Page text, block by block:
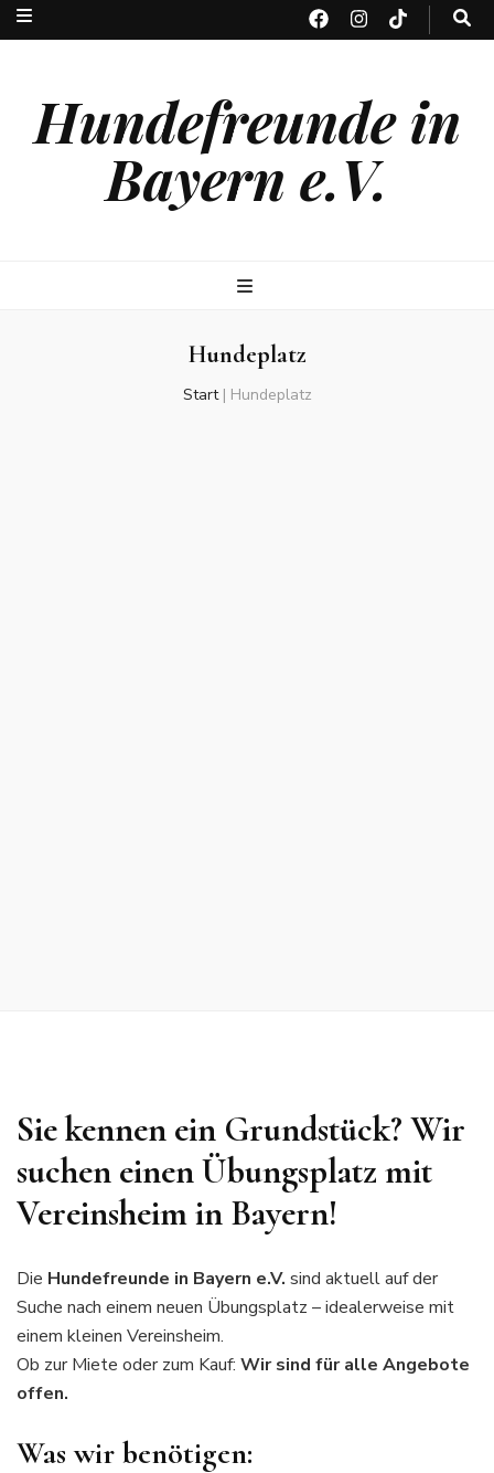
Hundefreunde in
Bayern e.V.
Hundeplatz
Start | Hundeplatz
Sie kennen ein Grundstück? Wir
suchen einen Übungsplatz mit
Vereinsheim in Bayern!
Die Hundefreunde in Bayern e.V. sind aktuell auf der
Suche nach einem neuen Übungsplatz – idealerweise mit
einem kleinen Vereinsheim.
Ob zur Miete oder zum Kauf: Wir sind für alle Angebote
offen.
Was wir benötigen: